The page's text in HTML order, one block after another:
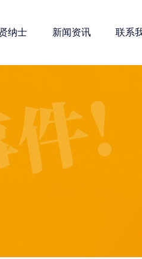
纳士 新闻资讯 联系
您！